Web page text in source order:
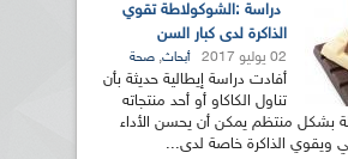
دراسة :الشوكولاطة تقوي
الذاكرة لدى كبار السن
02 يوليو 2017 أبحاث, صحة
أفادت دراسة إيطالية حديثة بأن
تناول الكاكاو أو أحد منتجاته
بشكل منتظم يمكن أن يحسن الأداء
ويقوي الذاكرة خاصة لدى...